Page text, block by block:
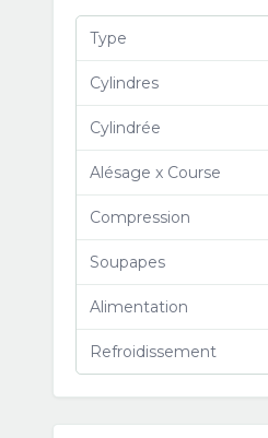
Type
Cylindres
Cylindrée
Alésage x Course
Compression
Soupapes
Alimentation
Refroidissement